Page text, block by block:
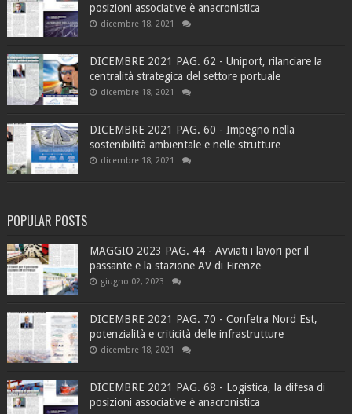
posizioni associative è anacronistica
dicembre 18, 2021
DICEMBRE 2021 PAG. 62 - Uniport, rilanciare la
centralità strategica del settore portuale
dicembre 18, 2021
DICEMBRE 2021 PAG. 60 - Impegno nella
sostenibilità ambientale e nelle strutture
dicembre 18, 2021
POPULAR POSTS
MAGGIO 2023 PAG. 44 - Avviati i lavori per il
passante e la stazione AV di Firenze
giugno 02, 2023
DICEMBRE 2021 PAG. 70 - Confetra Nord Est,
potenzialità e criticità delle infrastrutture
dicembre 18, 2021
DICEMBRE 2021 PAG. 68 - Logistica, la difesa di
posizioni associative è anacronistica